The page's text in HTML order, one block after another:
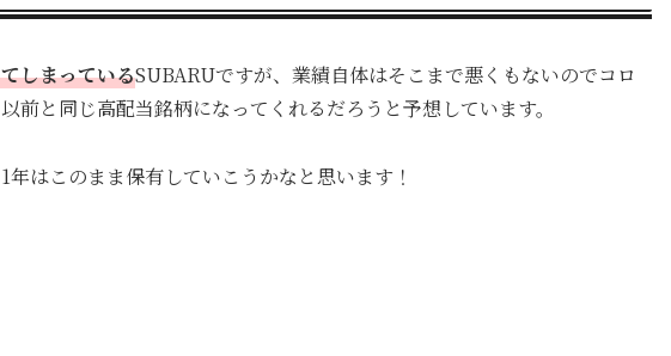
しまっているSUBARUですが、業績自体はそこまで悪くもないのでコロ
前と同じ高配当銘柄になってくれるだろうと予想しています。
はこのまま保有していこうかなと思います！